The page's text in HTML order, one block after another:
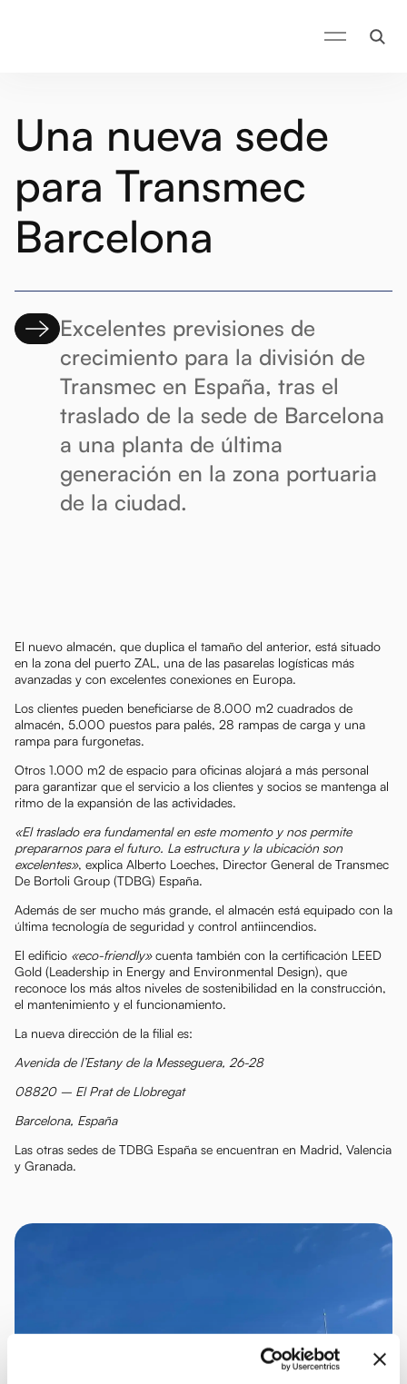
Una nueva sede
para Transmec
Barcelona
Excelentes previsiones de
crecimiento para la división de
Transmec en España, tras el
traslado de la sede de Barcelona
a una planta de última
generación en la zona portuaria
de la ciudad.
El nuevo almacén, que duplica el tamaño del anterior, está situado
en la zona del puerto ZAL, una de las pasarelas logísticas más
avanzadas y con excelentes conexiones en Europa.
Los clientes pueden beneficiarse de 8.000 m2 cuadrados de
almacén, 5.000 puestos para palés, 28 rampas de carga y una
rampa para furgonetas.
Otros 1.000 m2 de espacio para oficinas alojará a más personal
para garantizar que el servicio a los clientes y socios se mantenga al
ritmo de la expansión de las actividades.
«El traslado era fundamental en este momento y nos permite
prepararnos para el futuro. La estructura y la ubicación son
excelentes», explica Alberto Loeches, Director General de Transmec
De Bortoli Group (TDBG) España.
Además de ser mucho más grande, el almacén está equipado con la
última tecnología de seguridad y control antiincendios.
El edificio «eco-friendly»cuenta también con la certificación LEED
Gold (Leadership in Energy and Environmental Design), que
reconoce los más altos niveles de sostenibilidad en la construcción,
el mantenimiento y el funcionamiento.
La nueva dirección de la filial es:
Avenida de l’Estany de la Messeguera, 26-28
08820 – El Prat de Llobregat
Barcelona, España
Las otras sedes de TDBG España se encuentran en Madrid, Valencia
y Granada.